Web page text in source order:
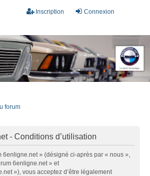
Connexion
Inscription
forum
- Conditions d’utilisation
6enligne.net » (désigné ci-après par « nous »,
6enligne.net » et
»), vous acceptez d’être légalement